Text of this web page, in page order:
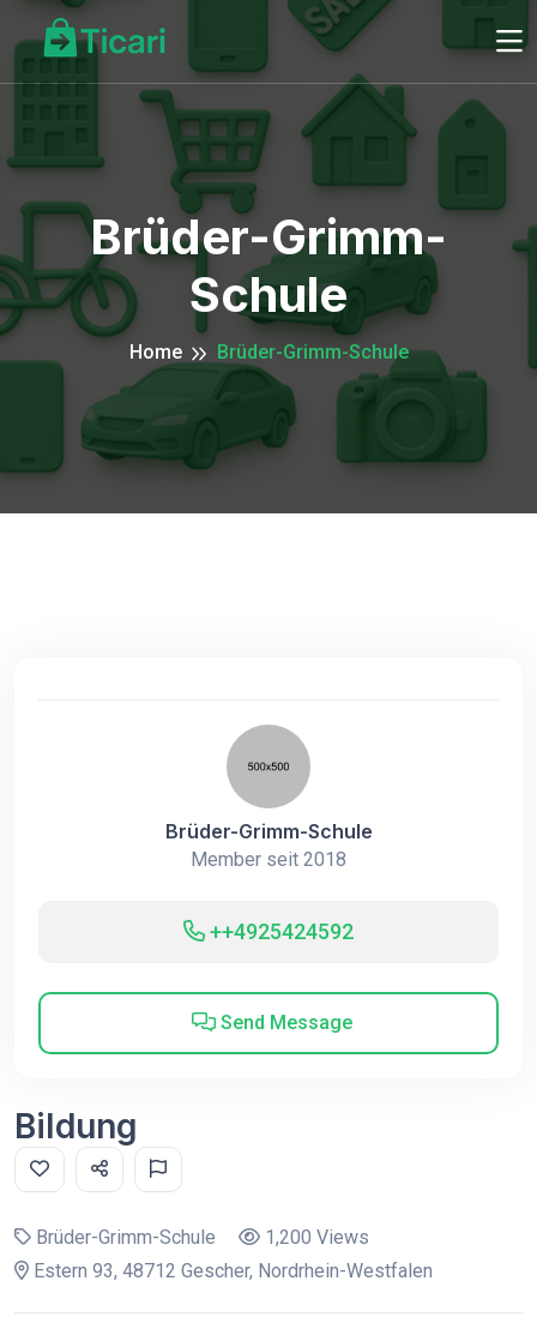
Brüder-Grimm-
Schule
Home Brüder-Grimm-Schule
Brüder-Grimm-Schule
Member seit 2018
++4925424592
Send Message
Bildung
Brüder-Grimm-Schule
1,200 Views
Estern 93, 48712 Gescher, Nordrhein-Westfalen